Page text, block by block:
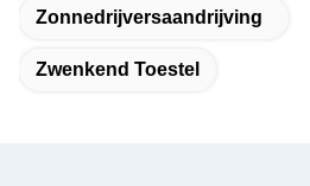
Zonnedrijversaandrijving
Zwenkend Toestel